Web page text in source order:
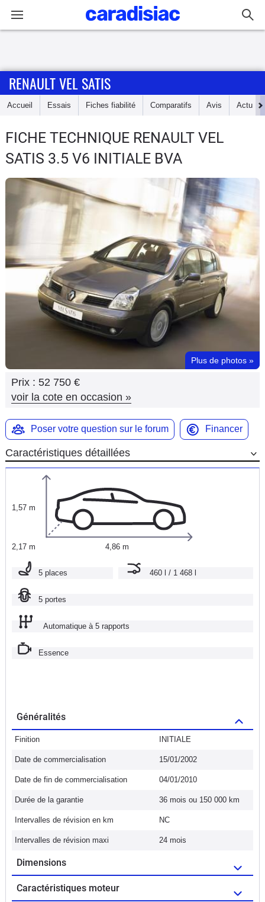
Accueil
Essais
Guide
d'achat
Electriques
Utilitaires
Auto
Moto
Marques
RENAULT VEL SATIS
Accueil Essais Fiches fiabilité Comparatifs Avis Actu
FICHE TECHNIQUE RENAULT VEL
SATIS 3.5 V6 INITIALE BVA
Plus de photos »
Prix : 52 750 €
voir la cote en occasion »
Poser votre question sur le forum Financer
Caractéristiques détaillées
1,57 m
2,17 m 4,86 m
5 places 460 l / 1 468 l
5 portes
Automatique à 5 rapports
Essence
Généralités
Finition INITIALE
Date de commercialisation 15/01/2002
Date de fin de commercialisation 04/01/2010
Durée de la garantie 36 mois ou 150 000 km
Intervalles de révision en km NC
Intervalles de révision maxi 24 mois
Dimensions
Caractéristiques moteur